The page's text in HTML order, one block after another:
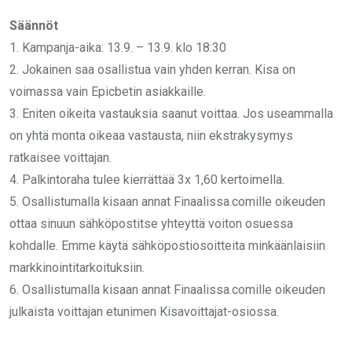
Säännöt
1.⁠ ⁠Kampanja-aika: 13.9. – 13.9. klo 18:30
2.⁠ ⁠⁠Jokainen saa osallistua vain yhden kerran. Kisa on
voimassa vain Epicbetin asiakkaille.
3.⁠ ⁠⁠Eniten oikeita vastauksia saanut voittaa. Jos useammalla
on yhtä monta oikeaa vastausta, niin ekstrakysymys
ratkaisee voittajan.
4.⁠ ⁠⁠Palkintoraha tulee kierrättää 3x 1,60 kertoimella.
5. Osallistumalla kisaan annat Finaalissa.comille oikeuden
ottaa sinuun sähköpostitse yhteyttä voiton osuessa
kohdalle. Emme käytä sähköpostiosoitteita minkäänlaisiin
markkinointitarkoituksiin.
6. Osallistumalla kisaan annat Finaalissa.comille oikeuden
julkaista voittajan etunimen Kisavoittajat-osiossa.